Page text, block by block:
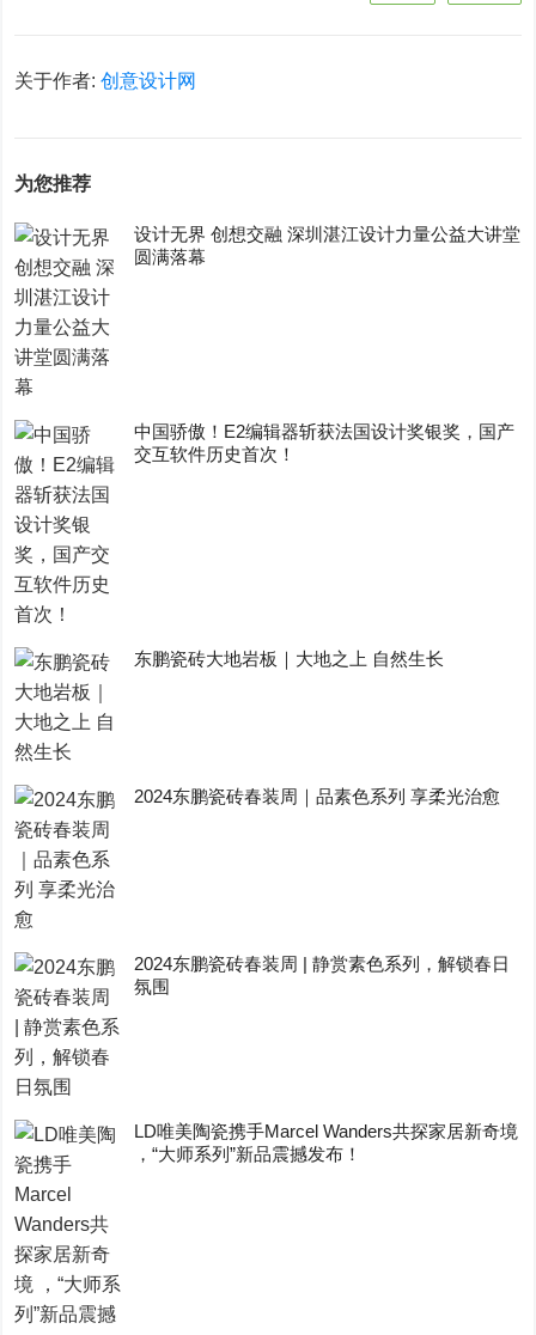
关于作者:创意设计网
为您推荐
设计无界 创想交融 深圳湛江设计力量公益大讲堂
圆满落幕
中国骄傲！E2编辑器斩获法国设计奖银奖，国产
交互软件历史首次！
东鹏瓷砖大地岩板｜大地之上 自然生长
2024东鹏瓷砖春装周｜品素色系列 享柔光治愈
2024东鹏瓷砖春装周 | 静赏素色系列，解锁春日
氛围
LD唯美陶瓷携手Marcel Wanders共探家居新奇境
，“大师系列”新品震撼发布！